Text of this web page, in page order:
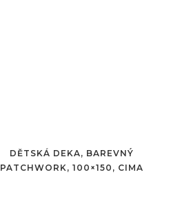
DĚTSKÁ DEKA, BAREVNÝ
PATCHWORK, 100×150, CIMA